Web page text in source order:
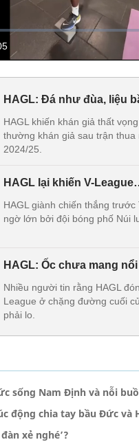
HAGL: Đá như đùa, liệu
HAGL khiến khán giả thất
thường khán giả sau trận
2024/25.
HAGL lại khiến V-
HAGL giành chiến thắng
ngờ lớn bởi đội bóng phố Núi
HAGL: Ốc chưa mang
Nhiều người tin rằng HAGL
League ở chặng đường cuối
phải lo.
sống Nam Định và nỗi
động chia tay bầu Đức và
xẻ nghé’?